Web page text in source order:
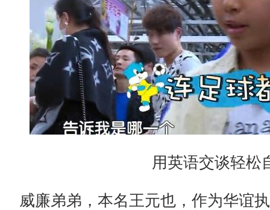
用英语交谈轻松
威廉弟弟，本名王元也，作为华谊